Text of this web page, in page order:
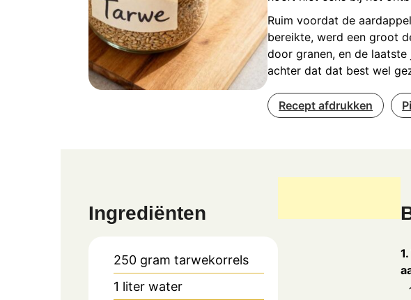
Ruim voordat de
bereikte, werd een groot
door granen, en de
achter dat dat best wel
Recept afdrukken
Ingrediënten
250 gram tarwekorrels
1 liter water